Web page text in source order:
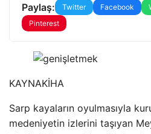
Paylaş: Twitter Facebook
Pinterest
KAYNAKİHA
Sarp kayaların oyulmasıyla
medeniyetin izlerini taşıyan